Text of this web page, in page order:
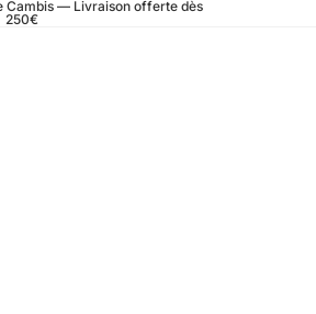
Cambis — Livraison offerte dès
250€